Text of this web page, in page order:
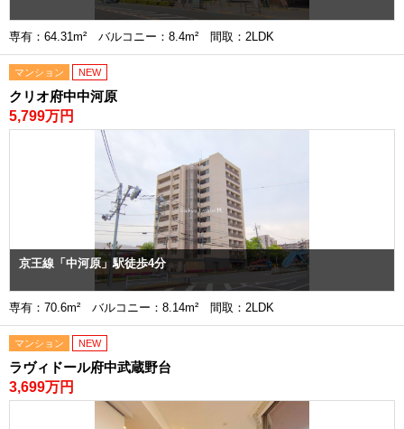
専有：64.31m² バルコニー：8.4m² 間取：2LDK
マンション NEW
クリオ府中中河原
5,799万円
京王線「中河原」駅徒歩4分
専有：70.6m² バルコニー：8.14m² 間取：2LDK
マンション NEW
ラヴィドール府中武蔵野台
3,699万円